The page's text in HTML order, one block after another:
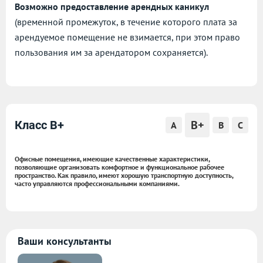
Возможно предоставление арендных каникул
(временной промежуток, в течение которого плата за
арендуемое помещение не взимается, при этом право
пользования им за арендатором сохраняется).
Класс B+ A B+ B C
Офисные помещения, имеющие качественные характеристики,
позволяющие организовать комфортное и функциональное рабочее
пространство. Как правило, имеют хорошую транспортную доступность,
часто управляются профессиональными компаниями.
Ваши консультанты